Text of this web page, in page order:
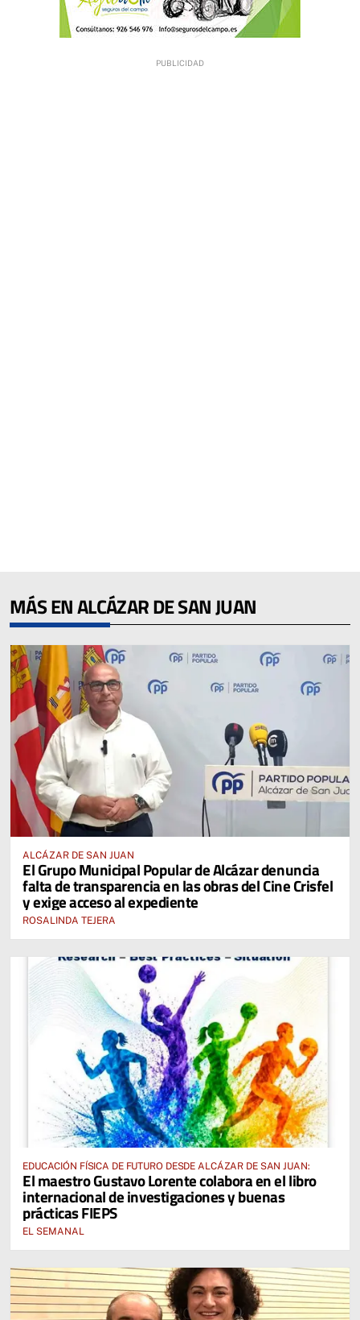
MÁS EN ALCÁZAR DE SAN JUAN
ALCÁZAR DE SAN JUAN
El Grupo Municipal Popular de Alcázar denuncia
falta de transparencia en las obras del Cine Crisfel
y exige acceso al expediente
ROSALINDA TEJERA
EDUCACIÓN FÍSICA DE FUTURO DESDE ALCÁZAR DE SAN JUAN:
El maestro Gustavo Lorente colabora en el libro
internacional de investigaciones y buenas
prácticas FIEPS
EL SEMANAL